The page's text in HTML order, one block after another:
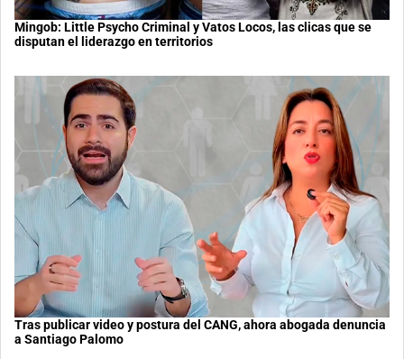
Mingob: Little Psycho Criminal y Vatos Locos, las clicas que se
disputan el liderazgo en territorios
Tras publicar video y postura del CANG, ahora abogada denuncia
a Santiago Palomo